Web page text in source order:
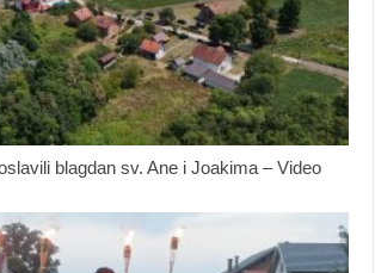
blagdan sv. Ane i Joakima – Video